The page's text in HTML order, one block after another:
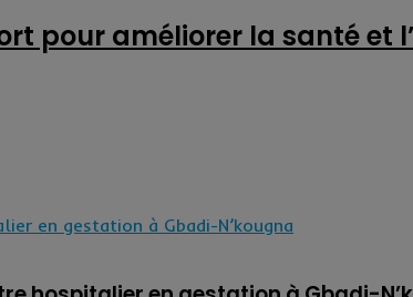
pour améliorer la santé et